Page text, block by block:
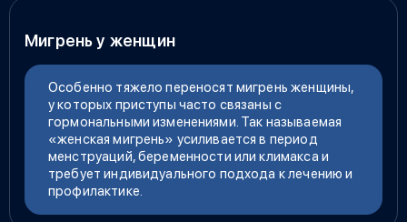
Мигрень у женщин
Особенно тяжело переносят мигрень женщины,
у которых приступы часто связаны с
гормональными изменениями. Так называемая
«женская мигрень» усиливается в период
менструаций, беременности или климакса и
требует индивидуального подхода к лечению и
профилактике.